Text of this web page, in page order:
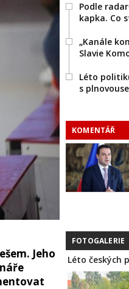
Jeho
Podle
kapka. Co
„Kanále
Slavie
Léto
s
KOMENTÁŘ
FOTOGALERIE
Léto českých